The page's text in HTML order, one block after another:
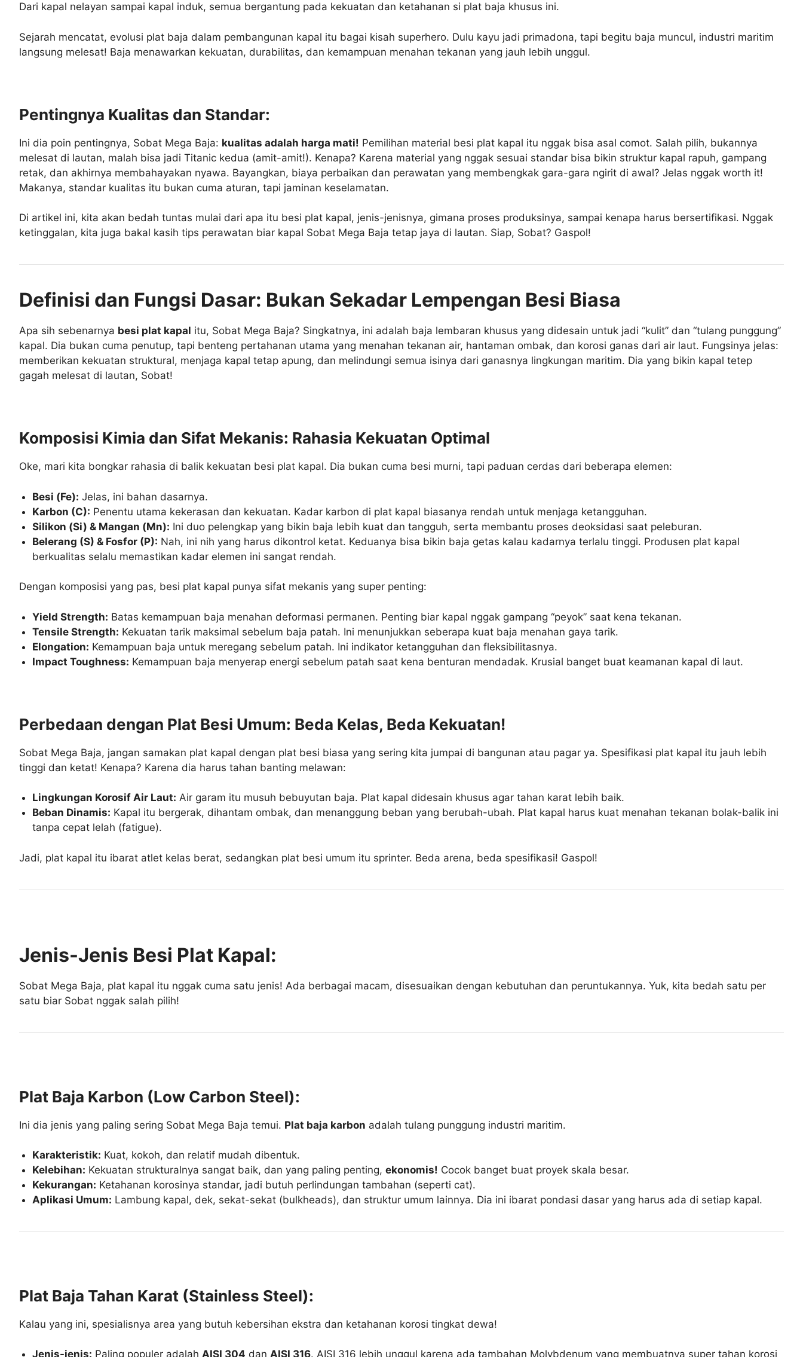
Dari kapal nelayan sampai kapal induk, semua bergantung pada kekuatan dan ketahanan si plat baja khusus ini.
Sejarah mencatat, evolusi plat baja dalam pembangunan kapal itu bagai kisah superhero. Dulu kayu jadi primadona, tapi begitu baja muncul, industri maritim
langsung melesat! Baja menawarkan kekuatan, durabilitas, dan kemampuan menahan tekanan yang jauh lebih unggul.
Pentingnya Kualitas dan Standar:
Ini dia poin pentingnya, Sobat Mega Baja: kualitas adalah harga mati! Pemilihan material besi plat kapal itu nggak bisa asal comot. Salah pilih, bukannya
melesat di lautan, malah bisa jadi Titanic kedua (amit-amit!). Kenapa? Karena material yang nggak sesuai standar bisa bikin struktur kapal rapuh, gampang
retak, dan akhirnya membahayakan nyawa. Bayangkan, biaya perbaikan dan perawatan yang membengkak gara-gara ngirit di awal? Jelas nggak worth it!
Makanya, standar kualitas itu bukan cuma aturan, tapi jaminan keselamatan.
Di artikel ini, kita akan bedah tuntas mulai dari apa itu besi plat kapal, jenis-jenisnya, gimana proses produksinya, sampai kenapa harus bersertifikasi. Nggak
ketinggalan, kita juga bakal kasih tips perawatan biar kapal Sobat Mega Baja tetap jaya di lautan. Siap, Sobat? Gaspol!
Definisi dan Fungsi Dasar: Bukan Sekadar Lempengan Besi Biasa
Apa sih sebenarnya besi plat kapal itu, Sobat Mega Baja? Singkatnya, ini adalah baja lembaran khusus yang didesain untuk jadi “kulit” dan “tulang punggung”
kapal. Dia bukan cuma penutup, tapi benteng pertahanan utama yang menahan tekanan air, hantaman ombak, dan korosi ganas dari air laut. Fungsinya jelas:
memberikan kekuatan struktural, menjaga kapal tetap apung, dan melindungi semua isinya dari ganasnya lingkungan maritim. Dia yang bikin kapal tetep
gagah melesat di lautan, Sobat!
Komposisi Kimia dan Sifat Mekanis: Rahasia Kekuatan Optimal
Oke, mari kita bongkar rahasia di balik kekuatan besi plat kapal. Dia bukan cuma besi murni, tapi paduan cerdas dari beberapa elemen:
Besi (Fe): Jelas, ini bahan dasarnya.
Karbon (C): Penentu utama kekerasan dan kekuatan. Kadar karbon di plat kapal biasanya rendah untuk menjaga ketangguhan.
Silikon (Si) & Mangan (Mn): Ini duo pelengkap yang bikin baja lebih kuat dan tangguh, serta membantu proses deoksidasi saat peleburan.
Belerang (S) & Fosfor (P): Nah, ini nih yang harus dikontrol ketat. Keduanya bisa bikin baja getas kalau kadarnya terlalu tinggi. Produsen plat kapal
berkualitas selalu memastikan kadar elemen ini sangat rendah.
Dengan komposisi yang pas, besi plat kapal punya sifat mekanis yang super penting:
Yield Strength: Batas kemampuan baja menahan deformasi permanen. Penting biar kapal nggak gampang “peyok” saat kena tekanan.
Tensile Strength: Kekuatan tarik maksimal sebelum baja patah. Ini menunjukkan seberapa kuat baja menahan gaya tarik.
Elongation: Kemampuan baja untuk meregang sebelum patah. Ini indikator ketangguhan dan fleksibilitasnya.
Impact Toughness: Kemampuan baja menyerap energi sebelum patah saat kena benturan mendadak. Krusial banget buat keamanan kapal di laut.
Perbedaan dengan Plat Besi Umum: Beda Kelas, Beda Kekuatan!
Sobat Mega Baja, jangan samakan plat kapal dengan plat besi biasa yang sering kita jumpai di bangunan atau pagar ya. Spesifikasi plat kapal itu jauh lebih
tinggi dan ketat! Kenapa? Karena dia harus tahan banting melawan:
Lingkungan Korosif Air Laut: Air garam itu musuh bebuyutan baja. Plat kapal didesain khusus agar tahan karat lebih baik.
Beban Dinamis: Kapal itu bergerak, dihantam ombak, dan menanggung beban yang berubah-ubah. Plat kapal harus kuat menahan tekanan bolak-balik ini
tanpa cepat lelah (fatigue).
Jadi, plat kapal itu ibarat atlet kelas berat, sedangkan plat besi umum itu sprinter. Beda arena, beda spesifikasi! Gaspol!
Jenis-Jenis Besi Plat Kapal:
Sobat Mega Baja, plat kapal itu nggak cuma satu jenis! Ada berbagai macam, disesuaikan dengan kebutuhan dan peruntukannya. Yuk, kita bedah satu per
satu biar Sobat nggak salah pilih!
Plat Baja Karbon (Low Carbon Steel):
Ini dia jenis yang paling sering Sobat Mega Baja temui. Plat baja karbon adalah tulang punggung industri maritim.
Karakteristik: Kuat, kokoh, dan relatif mudah dibentuk.
Kelebihan: Kekuatan strukturalnya sangat baik, dan yang paling penting,ekonomis! Cocok banget buat proyek skala besar.
Kekurangan: Ketahanan korosinya standar, jadi butuh perlindungan tambahan (seperti cat).
Aplikasi Umum: Lambung kapal, dek, sekat-sekat (bulkheads), dan struktur umum lainnya. Dia ini ibarat pondasi dasar yang harus ada di setiap kapal.
Plat Baja Tahan Karat (Stainless Steel):
Kalau yang ini, spesialisnya area yang butuh kebersihan ekstra dan ketahanan korosi tingkat dewa!
Jenis-jenis: Paling populer adalah AISI 304 dan AISI 316. AISI 316 lebih unggul karena ada tambahan Molybdenum yang membuatnya super tahan korosi